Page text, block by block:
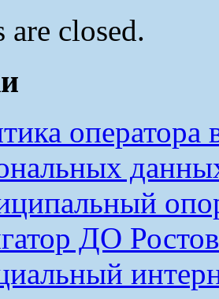
are closed.
оператора
ДО